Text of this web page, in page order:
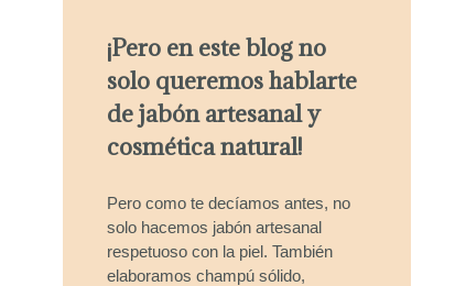
¡Pero en este blog no
solo queremos hablarte
de jabón artesanal y
cosmética natural!
Pero como te decíamos antes, no
solo hacemos jabón artesanal
respetuoso con la piel. También
elaboramos champú sólido,